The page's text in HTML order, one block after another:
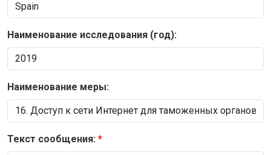
Наименование исследования (год):
Наименование меры:
Текст сообщения: